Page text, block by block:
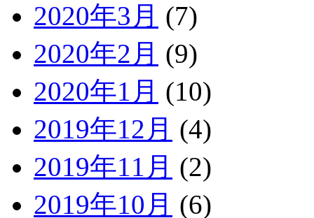
2020年3月 (7)
2020年2月 (9)
2020年1月 (10)
2019年12月 (4)
2019年11月 (2)
2019年10月 (6)